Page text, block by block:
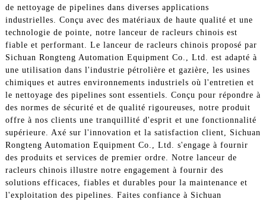
de nettoyage de pipelines dans diverses applications
industrielles. Conçu avec des matériaux de haute qualité et une
technologie de pointe, notre lanceur de racleurs chinois est
fiable et performant. Le lanceur de racleurs chinois proposé par
Sichuan Rongteng Automation Equipment Co., Ltd. est adapté à
une utilisation dans l'industrie pétrolière et gazière, les usines
chimiques et autres environnements industriels où l'entretien et
le nettoyage des pipelines sont essentiels. Conçu pour répondre à
des normes de sécurité et de qualité rigoureuses, notre produit
offre à nos clients une tranquillité d'esprit et une fonctionnalité
supérieure. Axé sur l'innovation et la satisfaction client, Sichuan
Rongteng Automation Equipment Co., Ltd. s'engage à fournir
des produits et services de premier ordre. Notre lanceur de
racleurs chinois illustre notre engagement à fournir des
solutions efficaces, fiables et durables pour la maintenance et
l'exploitation des pipelines. Faites confiance à Sichuan